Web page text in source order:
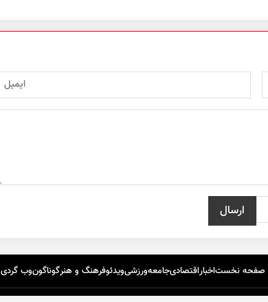
صفحه نخستاخباراقتصادیجامعهورزشیویدئوفرهنگ و هنرگوناگونوب گردی